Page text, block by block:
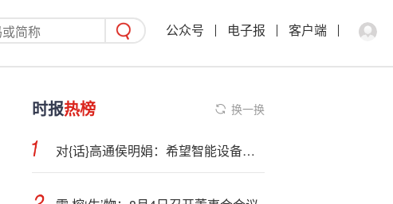
公众号 电子报 客户端
时报热榜 换一换
对{话}高通侯明娟：希望智能设备能够成就更美好的生活